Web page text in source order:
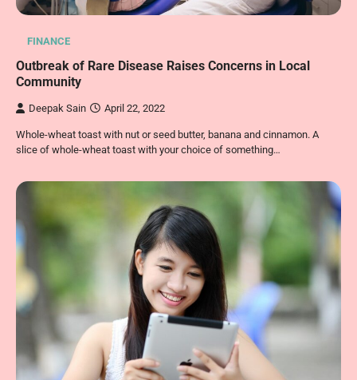
FINANCE
Outbreak of Rare Disease Raises Concerns in Local
Community
Deepak Sain April 22, 2022
Whole-wheat toast with nut or seed butter, banana and cinnamon. A
slice of whole-wheat toast with your choice of something…